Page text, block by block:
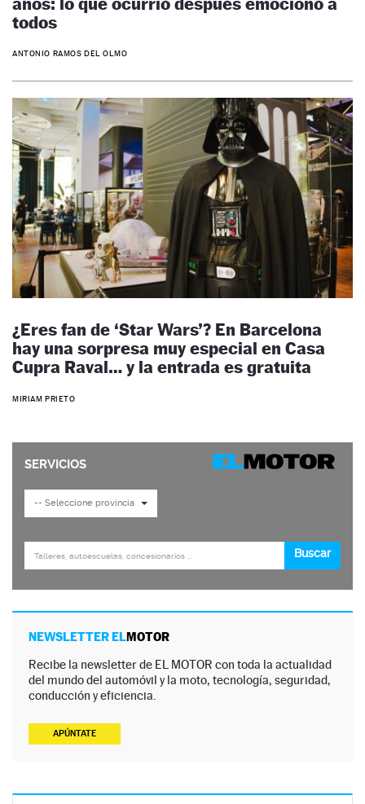
todos
ANTONIO RAMOS DEL OLMO
¿Eres fan de ‘Star Wars’? En Barcelona
hay una sorpresa muy especial en Casa
Cupra Raval… y la entrada es gratuita
MIRIAM PRIETO
NEWSLETTER ELMOTOR
Recibe la newsletter de EL MOTOR con toda la actualidad
del mundo del automóvil y la moto, tecnología, seguridad,
conducción y eficiencia.
APÚNTATE